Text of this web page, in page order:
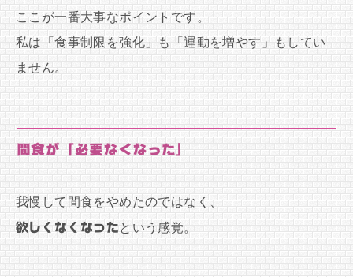
ここが一番大事なポイントです。
私は「食事制限を強化」も「運動を増やす」もしてい
ません。
間食が「必要なくなった」
我慢して間食をやめたのではなく、
欲しくなくなったという感覚。